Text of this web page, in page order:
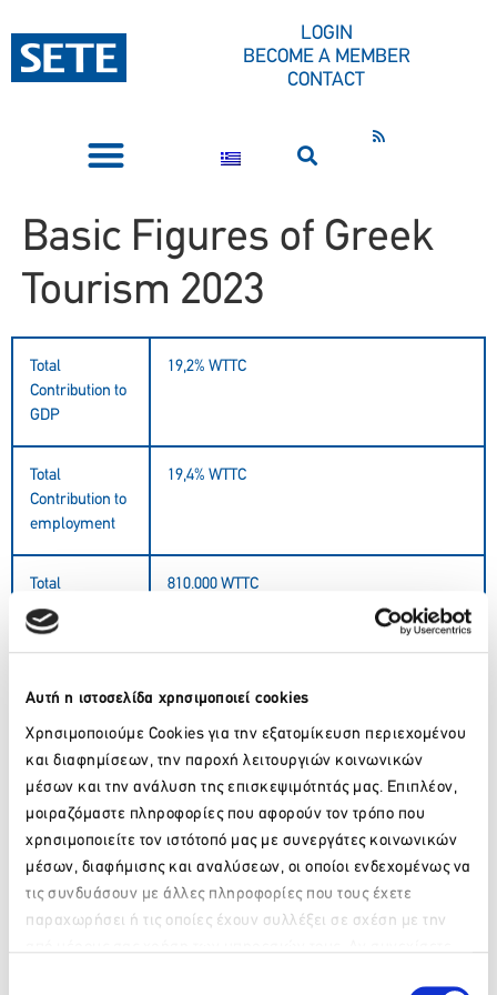
Αυτή η ιστοσελίδα χρησιμοποιεί cookies
Χρησιμοποιούμε Cookies για την εξατομίκευση περιεχομένου
και διαφημίσεων, την παροχή λειτουργιών κοινωνικών
μέσων και την ανάλυση της επισκεψιμότητάς μας. Επιπλέον,
μοιραζόμαστε πληροφορίες που αφορούν τον τρόπο που
χρησιμοποιείτε τον ιστότοπό μας με συνεργάτες κοινωνικών
μέσων, διαφήμισης και αναλύσεων, οι οποίοι ενδεχομένως να
τις συνδυάσουν με άλλες πληροφορίες που τους έχετε
παραχωρήσει ή τις οποίες έχουν συλλέξει σε σχέση με την
LOGIN
BECOME A MEMBER
CONTACT
Basic Figures of Greek
Tourism 2023
Total
Contribution to
GDP
19,2% WTTC
Total
Contribution to
employment
19,4% WTTC
Total
Employment
810.000 WTTC
Tourism
International
Tourist
Arrivals
32,7 mi. (cruise receipts are not included)
Average per
capital tourism
603 € (cruise receipts are not included)